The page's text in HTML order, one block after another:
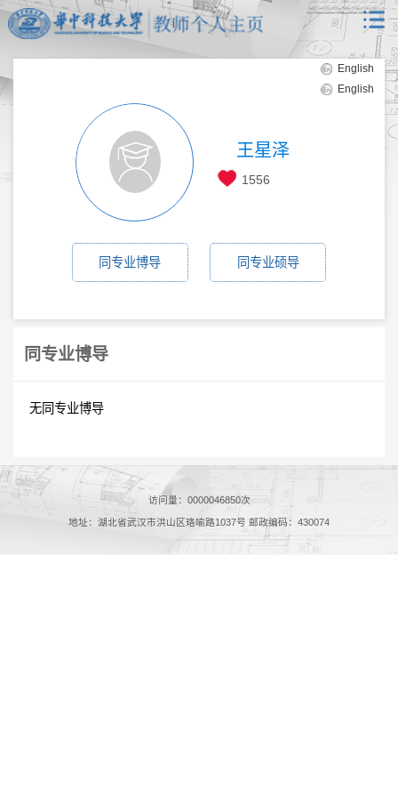
English
English
王星泽
1556
同专业博导 同专业硕导
同专业博导
无同专业博导
访问量： 0000046850次
地址：湖北省武汉市洪山区珞喻路1037号 邮政编码：430074